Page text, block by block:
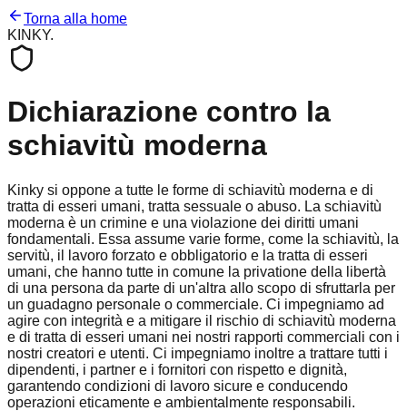
Torna alla home
KINKY.
Dichiarazione contro la
schiavitù moderna
Kinky si oppone a tutte le forme di schiavitù moderna e di
tratta di esseri umani, tratta sessuale o abuso. La schiavitù
moderna è un crimine e una violazione dei diritti umani
fondamentali. Essa assume varie forme, come la schiavitù, la
servitù, il lavoro forzato e obbligatorio e la tratta di esseri
umani, che hanno tutte in comune la privatione della libertà
di una persona da parte di un'altra allo scopo di sfruttarla per
un guadagno personale o commerciale. Ci impegniamo ad
agire con integrità e a mitigare il rischio di schiavitù moderna
e di tratta di esseri umani nei nostri rapporti commerciali con i
nostri creatori e utenti. Ci impegniamo inoltre a trattare tutti i
dipendenti, i partner e i fornitori con rispetto e dignità,
garantendo condizioni di lavoro sicure e conducendo
operazioni eticamente e ambientalmente responsabili.